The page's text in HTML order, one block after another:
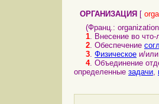
ОРГАНИЗАЦИЯ [
(Франц.: organization
1. Внесение во что-
2. Обеспечение
3. Физическое и/или
4. Объединение
определенные задачи,